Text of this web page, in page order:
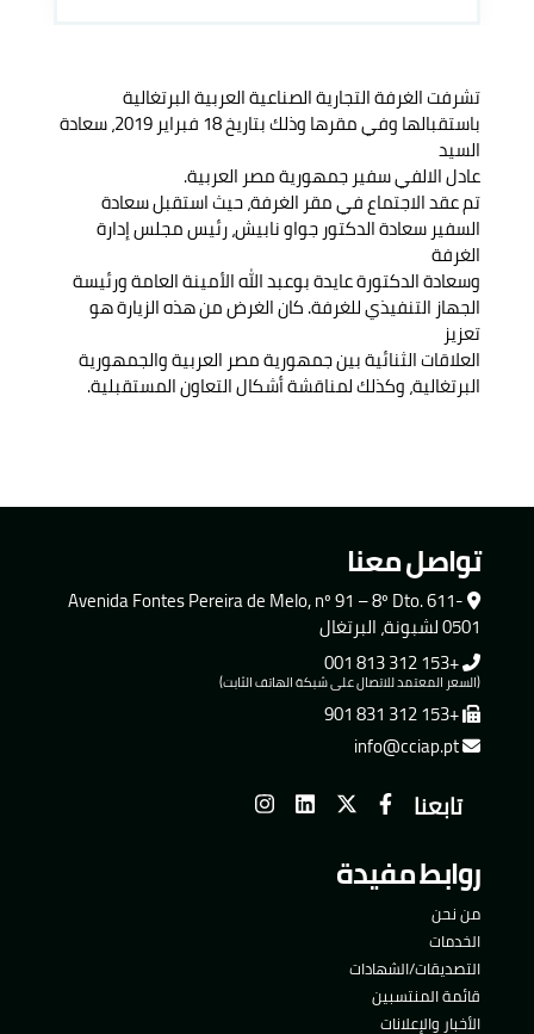
تشرفت الغرفة التجارية الصناعية العربية البرتغالية
باستقبالها وفي مقرها وذلك بتاريخ 18 فبراير 2019، سعادة
السيد
عادل الالفي سفير جمهورية مصر العربية.
تم عقد الاجتماع في مقر الغرفة، حيث استقبل سعادة
السفير سعادة الدكتور جواو نابيش، رئيس مجلس إدارة
الغرفة
وسعادة الدكتورة عايدة بوعبد الله الأمينة العامة ورئيسة
الجهاز التنفيذي للغرفة. كان الغرض من هذه الزيارة هو
تعزيز
العلاقات الثنائية بين جمهورية مصر العربية والجمهورية
البرتغالية، وكذلك لمناقشة أشكال التعاون المستقبلية.
تواصل معنا
Avenida Fontes Pereira de Melo, nº 91 – 8º Dto. 611-
0501 لشبونة، البرتغال
+153 312 813 001
(السعر المعتمد للاتصال على شبكة الهاتف الثابت)
+153 312 831 901
info@cciap.pt
تابعنا
روابط مفيدة
من نحن
الخدمات
التصديقات/الشهادات
قائمة المنتسبين
الأخبار والإعلانات